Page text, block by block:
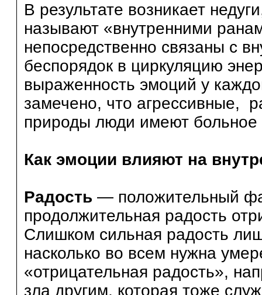
В результате возникает
называют «внутренними
непосредственно связаны с
беспорядок в циркуляцию
выраженность эмоций у
замечено, что агрессивные,
природы люди имеют
Как эмоции влияют на
Радость — положительный
продолжительная радость
Слишком сильная радость
насколько во всем нужна
«отрицательная радость»,
зла другим, которая тоже